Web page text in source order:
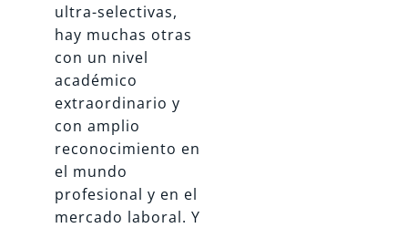
ultra-selectivas,
hay muchas otras
con un nivel
académico
extraordinario y
con amplio
reconocimiento en
el mundo
profesional y en el
mercado laboral. Y